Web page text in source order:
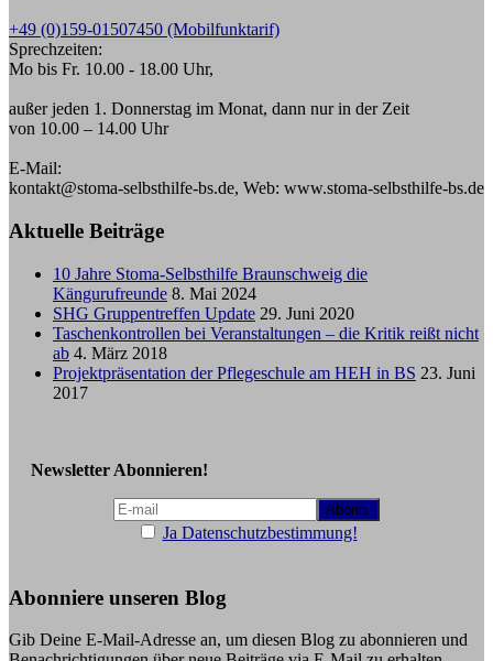
+49 (0)159-01507450 (Mobilfunktarif)
Sprechzeiten:
Mo bis Fr. 10.00 - 18.00 Uhr,
außer jeden 1. Donnerstag im Monat, dann nur in der Zeit
von 10.00 – 14.00 Uhr
E-Mail:
kontakt@stoma-selbsthilfe-bs.de, Web: www.stoma-selbsthilfe-bs.de
Aktuelle Beiträge
10 Jahre Stoma-Selbsthilfe Braunschweig die
Kängurufreunde 8. Mai 2024
SHG Gruppentreffen Update 29. Juni 2020
Taschenkontrollen bei Veranstaltungen – die Kritik reißt nicht
ab 4. März 2018
Projektpräsentation der Pflegeschule am HEH in BS 23. Juni
2017
Newsletter Abonnieren!
Ja Datenschutzbestimmung!
Abonniere unseren Blog
Gib Deine E-Mail-Adresse an, um diesen Blog zu abonnieren und